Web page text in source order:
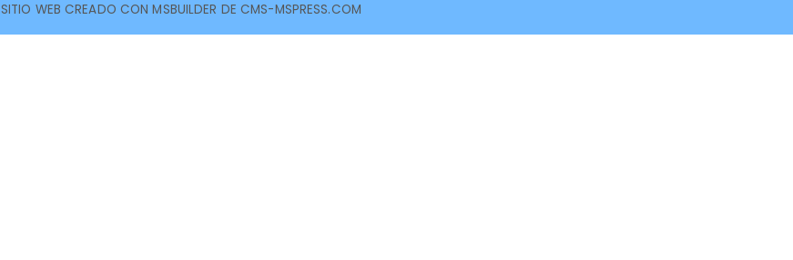
SITIO WEB CREADO CON MSBUILDER DE CMS-MSPRESS.COM